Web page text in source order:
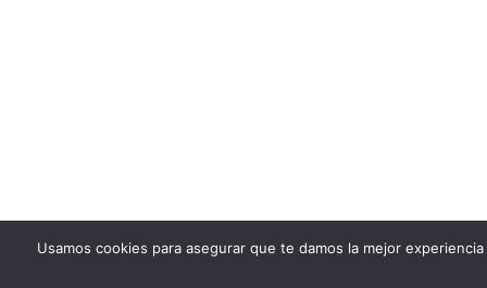
Usamos cookies para asegurar que te damos la mejor